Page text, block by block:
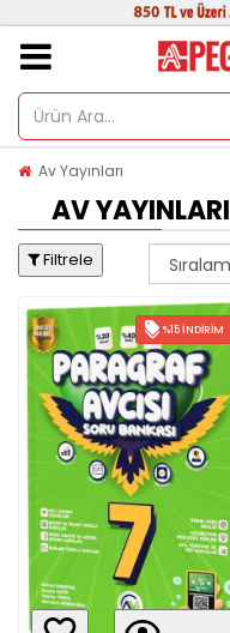
Av Yayınları
AV YAYINLARI
Filtrele
%15 İNDIRIM